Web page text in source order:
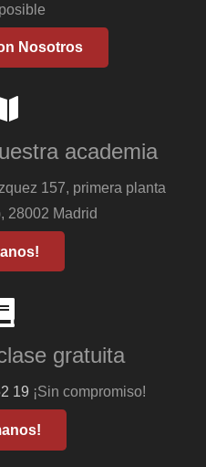
Nosotros
academia
157, primera planta
28002 Madrid
gratuita
19 ¡Sin compromiso!